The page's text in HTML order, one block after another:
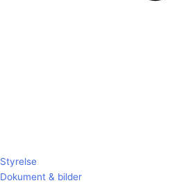
Styrelse
Dokument & bilder